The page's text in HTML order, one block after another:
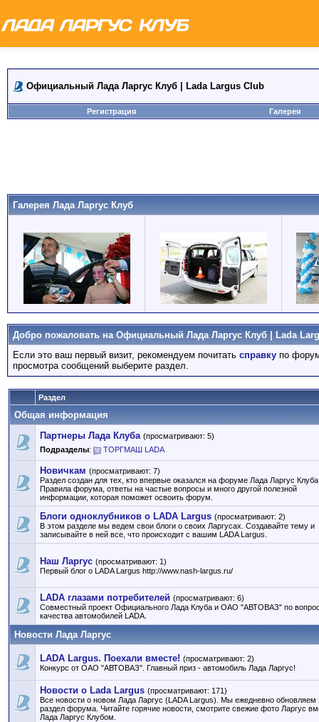
Официальный Лада Ларгус Клуб | Lada Largus Club
Регистрация Галерея
Галерея Лада Ларгус Клуб
Добро пожаловать на Официальный Лада Ларгус Клуб | Lada
Если это ваш первый визит, рекомендуем почитать справку по
просмотра сообщений выберите раздел.
Раздел
Общая информация
Партнеры Лада Клуба (просматривают: 5)
Подразделы: ТОРГМАШ LADA
Новичкам (просматривают: 7)
Раздел создан для тех, кто впервые оказался на форуме Лада Ларгус
Правила форума, ответы на частые вопросы и много другой полезной
информации, которая поможет освоить форум.
Блоги одноклубников о LADA Largus (просматривают: 2)
В этом разделе мы ведем свои блоги о своих Ларгусах. Создавайте тему и
записывайте в ней все, что происходит с вашим LADA Largus.
Наш Ларгус (просматривают: 1)
Первый блог о LADA Largus http://www.nash-largus.ru/
LADA глазами потребителей (просматривают: 6)
Совместный проект Официального Лада Клуба и ОАО "АВТОВАЗ" по
качества автомобилей LADA.
Новости Лада Ларгус
LADA Largus. Поехали вместе! (просматривают: 2)
Конкурс от ОАО "АВТОВАЗ". Главный приз - автомобиль Лада Ларгус!
Новости о Lada Largus (просматривают: 171)
Все новости о новом Лада Ларгус (LADA Largus). Мы ежедневно обновляем
раздел форума. Читайте горячие новости, смотрите свежие фото Ларгус
Лада Ларгус Клубом.